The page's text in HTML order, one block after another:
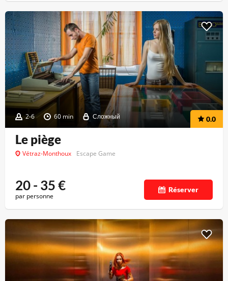
2-6 60 min Сложный 0.0
Le piège
Vétraz-Monthoux Escape Game
20 - 35€
par personne
Réserver